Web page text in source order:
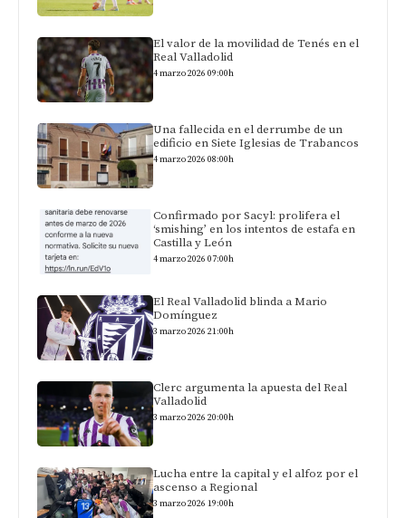
El valor de la movilidad de Tenés en el
Real Valladolid
4 marzo 2026 09:00h
Una fallecida en el derrumbe de un
edificio en Siete Iglesias de Trabancos
4 marzo 2026 08:00h
Confirmado por Sacyl: prolifera el
‘smishing’ en los intentos de estafa en
Castilla y León
4 marzo 2026 07:00h
El Real Valladolid blinda a Mario
Domínguez
3 marzo 2026 21:00h
Clerc argumenta la apuesta del Real
Valladolid
3 marzo 2026 20:00h
Lucha entre la capital y el alfoz por el
ascenso a Regional
3 marzo 2026 19:00h